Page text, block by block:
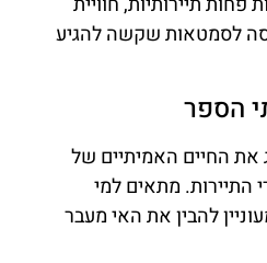
לסמטאות שקשה להגיע
הספר
את החיים האמיתיים של
התיירות. מתאים למי
להבין את האי מעבר